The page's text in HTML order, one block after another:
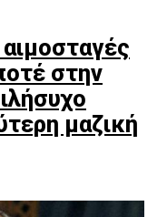
στην
μαζική